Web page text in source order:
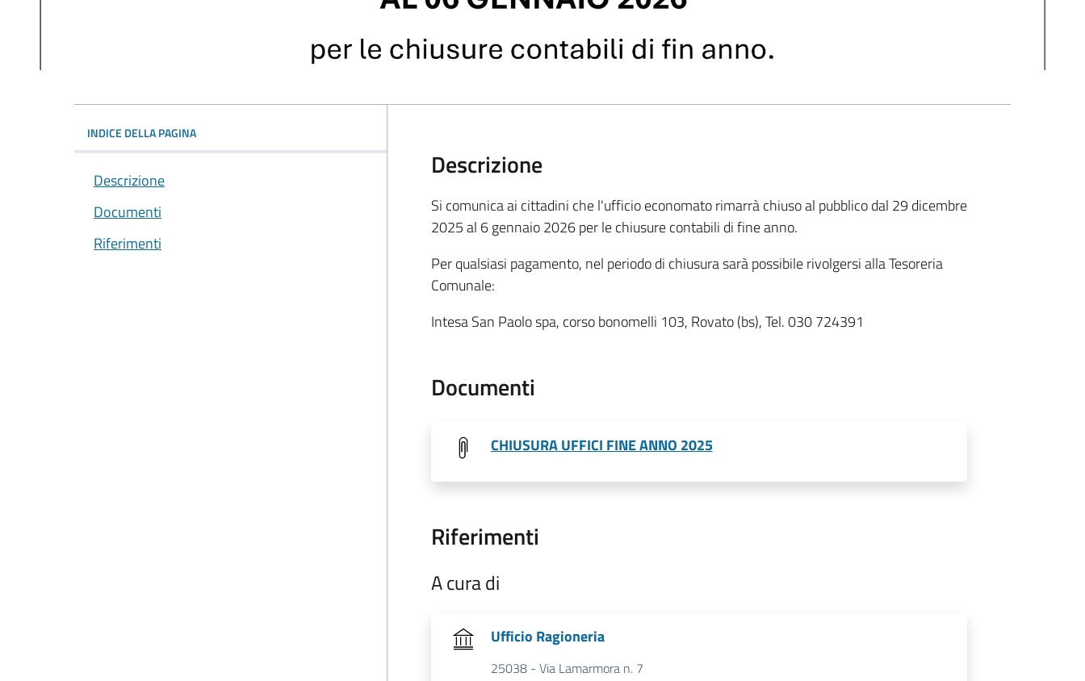
INDICE DELLA PAGINA
Descrizione
Documenti
Riferimenti
Descrizione
Si comunica ai cittadini che l'ufficio economato rimarrà chiuso al pubblico dal 29 dicembre
2025 al 6 gennaio 2026 per le chiusure contabili di fine anno.
Per qualsiasi pagamento, nel periodo di chiusura sarà possibile rivolgersi alla Tesoreria
Comunale:
Intesa San Paolo spa, corso bonomelli 103, Rovato (bs), Tel. 030 724391
Documenti
CHIUSURA UFFICI FINE ANNO 2025
Riferimenti
A cura di
Ufficio Ragioneria
25038 - Via Lamarmora n. 7